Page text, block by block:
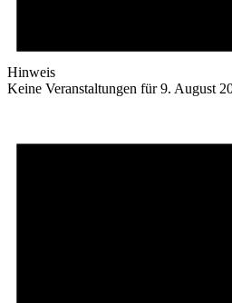
Hinweis
Keine Veranstaltungen für 9. August